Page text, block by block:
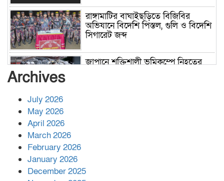
রাঙ্গামাটির বাঘাইছড়িতে বিজিবির
অভিযানে বিদেশি পিস্তল, গুলি ও বিদেশি
সিগারেট জব্দ
জাপানে শক্তিশালী ভূমিকম্পে নিহতের
Archives
July 2026
May 2026
April 2026
March 2026
February 2026
January 2026
December 2025